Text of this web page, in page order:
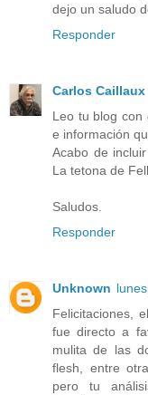
dejo un saludo
Responder
Carlos Caillaux
Leo tu blog con
e información
Acabo de
La tetona de
Saludos.
Responder
Unknown
Felicitaciones,
fue directo a
mulita de las
flesh, entre
pero tu